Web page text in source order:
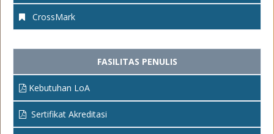
CrossMark
FASILITAS PENULIS
Kebutuhan LoA
Sertifikat Akreditasi